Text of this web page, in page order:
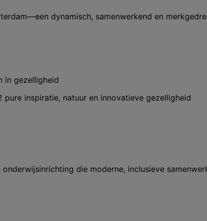
dynamisch, samenwerkend en
in gezelligheid
inspiratie, natuur en innovatieve gezelligheid
die moderne, inclusieve